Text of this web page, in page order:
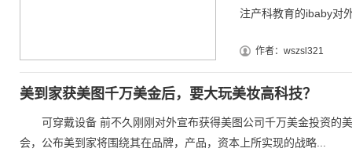
注产科教育的ibaby对
作者：wszsl321
美到家获美图千万美金后，要大玩美妆高科技？
可穿戴设备 前不久刚刚对外宣布获得美图公司千万美金投资的
会，公布美到家将围绕其在品牌，产品，资本上所实现的战略...